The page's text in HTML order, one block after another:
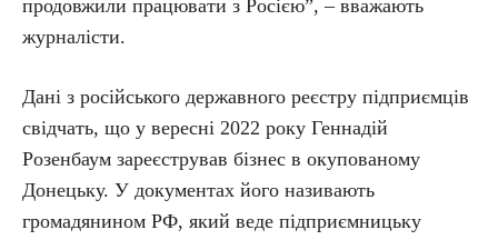
продовжили працювати з Росією”, – вважають
журналісти.
Дані з російського державного реєстру підприємців
свідчать, що у вересні 2022 року Геннадій
Розенбаум зареєстрував бізнес в окупованому
Донецьку. У документах його називають
громадянином РФ, який веде підприємницьку